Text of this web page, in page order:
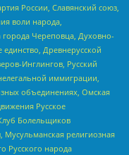
России, Славянский союз,
воли народа,
Череповца, Духовно-
Древнерусской
Инглингов, Русский
иммиграции,
объединениях, Омская
Русское
Болельщиков
религиозная
Русского народа